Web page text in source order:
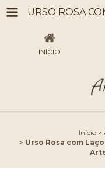
INÍCIO
Início >
> Urso Rosa com